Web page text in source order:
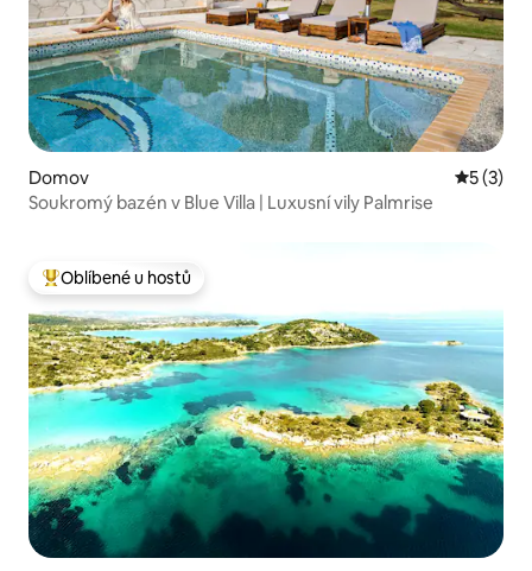
Domov
5 (3)
Soukromý bazén v Blue Villa | Luxusní vily Palmrise
Nejlepší v kategorii Oblíbené u hostů
Oblíbené u hostů